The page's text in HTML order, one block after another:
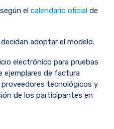
el calendario oficial de
adoptar el modelo.
electrónico para pruebas
ejemplares de factura
tecnológicos y
de los participantes en